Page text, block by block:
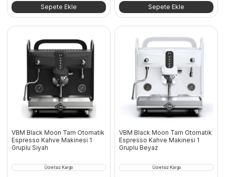
fiyat:
420.549,00 TL.
andaki
fiyat:
Sepete Ekle
fiyat:
420.549,00 TL.
andaki
fiyat:
Sepete Ekle
VBM Black Moon Tam Otomatik
Espresso Kahve Makinesi 1
Gruplu Siyah
Ücretsiz Kargo
VBM Black Moon Tam Otomatik
Espresso Kahve Makinesi 1
Gruplu Beyaz
Ücretsiz Kargo